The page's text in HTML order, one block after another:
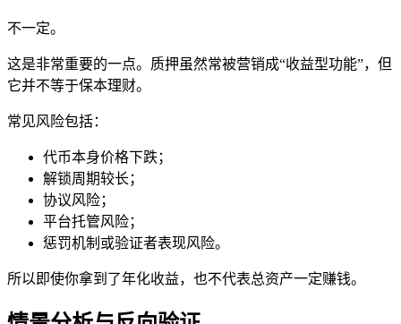
不一定。
这是非常重要的一点。质押虽然常被营销成“收益型功能”，但
它并不等于保本理财。
常见风险包括：
代币本身价格下跌；
解锁周期较长；
协议风险；
平台托管风险；
惩罚机制或验证者表现风险。
所以即使你拿到了年化收益，也不代表总资产一定赚钱。